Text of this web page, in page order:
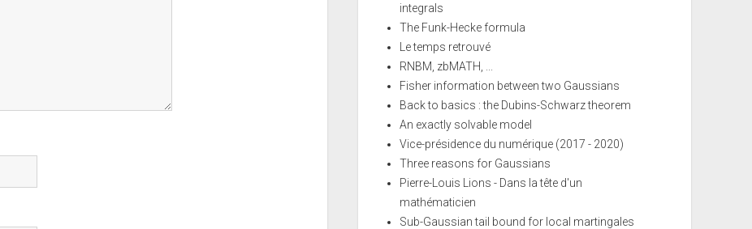
integrals
The Funk-Hecke formula
Le temps retrouvé
RNBM, zbMATH, ...
Fisher information between two Gaussians
Back to basics : the Dubins-Schwarz theorem
An exactly solvable model
Vice-présidence du numérique (2017 - 2020)
Three reasons for Gaussians
Pierre-Louis Lions - Dans la tête d'un
mathématicien
Sub-Gaussian tail bound for local martingales